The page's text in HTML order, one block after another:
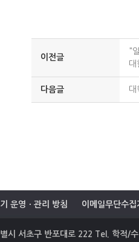
이전글
"
대
다음글 대
운영ㆍ관리 방침 이메일무단수집
시 서초구 반포대로 222 Tel. 학적/